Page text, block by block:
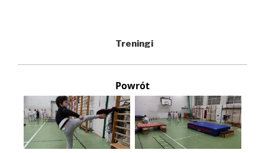
Treningi
Powrót